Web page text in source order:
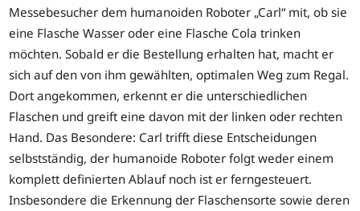
Messebesucher dem humanoiden Roboter „Carl“ mit, ob sie
eine Flasche Wasser oder eine Flasche Cola trinken
möchten. Sobald er die Bestellung erhalten hat, macht er
sich auf den von ihm gewählten, optimalen Weg zum Regal.
Dort angekommen, erkennt er die unterschiedlichen
Flaschen und greift eine davon mit der linken oder rechten
Hand. Das Besondere: Carl trifft diese Entscheidungen
selbstständig, der humanoide Roboter folgt weder einem
komplett definierten Ablauf noch ist er ferngesteuert.
Insbesondere die Erkennung der Flaschensorte sowie deren